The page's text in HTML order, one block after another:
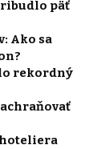
päť
Ako sa
rekordný